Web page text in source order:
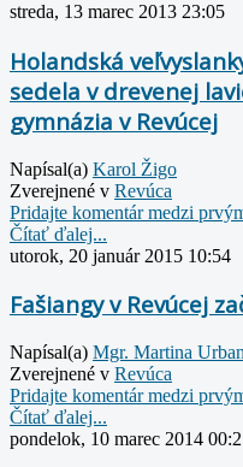
streda, 13 marec 2013 23:05
Holandská
sedela v drevenej
gymnázia v Revúcej
Napísal(a) Karol Žigo
Zverejnené v Revúca
Pridajte komentár medzi
Čítať ďalej...
utorok, 20 január 2015 10:54
Fašiangy v Revúcej
Napísal(a) Mgr. Martina
Zverejnené v Revúca
Pridajte komentár medzi
Čítať ďalej...
pondelok, 10 marec 2014